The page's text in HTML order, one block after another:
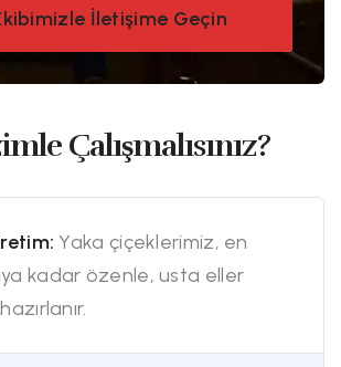
İletişime Geçin
Çalışmalısınız?
Yaka çiçeklerimiz, en
kadar özenle, usta eller